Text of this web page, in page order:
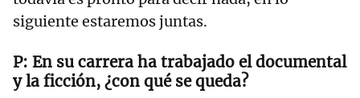
siguiente estaremos juntas.
En su carrera ha trabajado el documental
y la ficción, ¿con qué se queda?